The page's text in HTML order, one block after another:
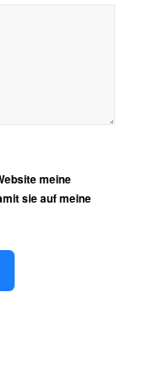
meine
sie auf meine